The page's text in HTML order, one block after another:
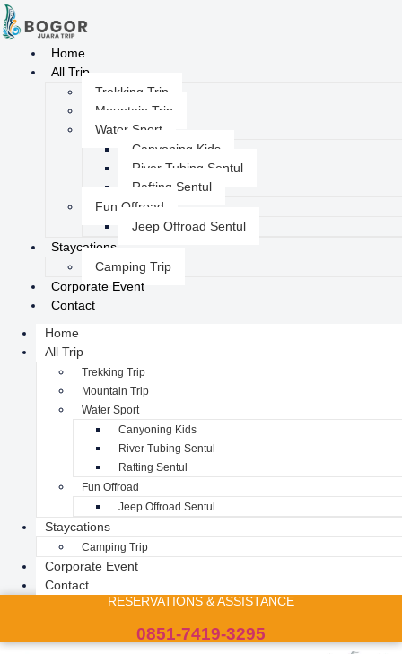
Home
All Trip
Trekking Trip
Mountain Trip
Water Sport
Canyoning Kids
River Tubing Sentul
Rafting Sentul
Fun Offroad
Jeep Offroad Sentul
Staycations
Camping Trip
Corporate Event
Contact
Home
All Trip
Trekking Trip
Mountain Trip
Water Sport
Canyoning Kids
River Tubing Sentul
Rafting Sentul
Fun Offroad
Jeep Offroad Sentul
Staycations
Camping Trip
Corporate Event
Contact
RESERVATIONS & ASSISTANCE
0851-7419-3295